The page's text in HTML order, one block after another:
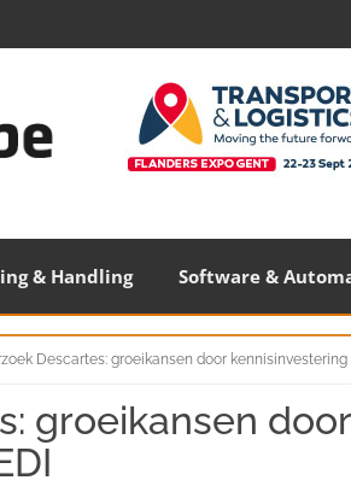
& Handling Software &
Descartes: groeikansen door kennisinvestering
groeikansen door